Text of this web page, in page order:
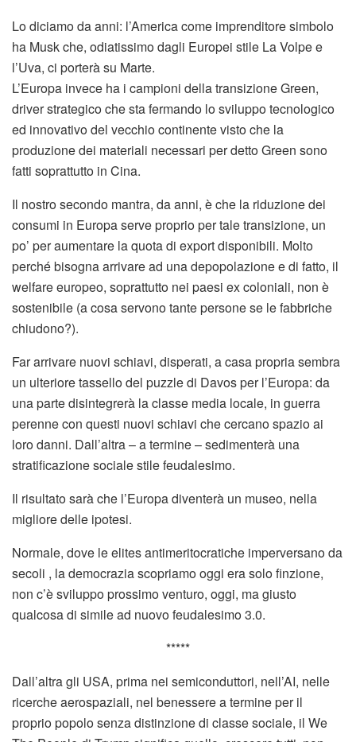
Lo diciamo da anni: l’America come imprenditore simbolo
ha Musk che, odiatissimo dagli Europei stile La Volpe e
l’Uva, ci porterà su Marte.
L’Europa invece ha i campioni della transizione Green,
driver strategico che sta fermando lo sviluppo tecnologico
ed innovativo del vecchio continente visto che la
produzione dei materiali necessari per detto Green sono
fatti soprattutto in Cina.
Il nostro secondo mantra, da anni, è che la riduzione dei
consumi in Europa serve proprio per tale transizione, un
po’ per aumentare la quota di export disponibili. Molto
perché bisogna arrivare ad una depopolazione e di fatto, il
welfare europeo, soprattutto nei paesi ex coloniali, non è
sostenibile (a cosa servono tante persone se le fabbriche
chiudono?).
Far arrivare nuovi schiavi, disperati, a casa propria sembra
un ulteriore tassello del puzzle di Davos per l’Europa: da
una parte disintegrerà la classe media locale, in guerra
perenne con questi nuovi schiavi che cercano spazio ai
loro danni. Dall’altra – a termine – sedimenterà una
stratificazione sociale stile feudalesimo.
Il risultato sarà che l’Europa diventerà un museo, nella
migliore delle ipotesi.
Normale, dove le elites antimeritocratiche imperversano da
secoli , la democrazia scopriamo oggi era solo finzione,
non c’è sviluppo prossimo venturo, oggi, ma giusto
qualcosa di simile ad nuovo feudalesimo 3.0.
*****
Dall’altra gli USA, prima nei semiconduttori, nell’AI, nelle
ricerche aerospaziali, nel benessere a termine per il
proprio popolo senza distinzione di classe sociale, il We